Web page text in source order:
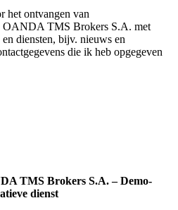
het ontvangen van
OANDA TMS Brokers S.A. met
diensten, bijv. nieuws en
die ik heb opgegeven
TMS Brokers S.A. – Demo-
dienst